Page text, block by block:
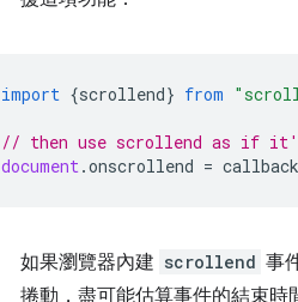
import {scrollend} from
// then use scrollend as if
document.onscrollend = callback
如果瀏覽器內建 scrollend 事
捲動，盡可能估算事件的結束時